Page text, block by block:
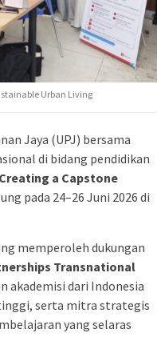
Urban Living
Jaya (UPJ) bersama
di bidang pendidikan
a Capstone
pada 24–26 Juni 2026 di
memperoleh dukungan
Transnational
akademisi dari Indonesia
serta mitra strategis
yang selaras